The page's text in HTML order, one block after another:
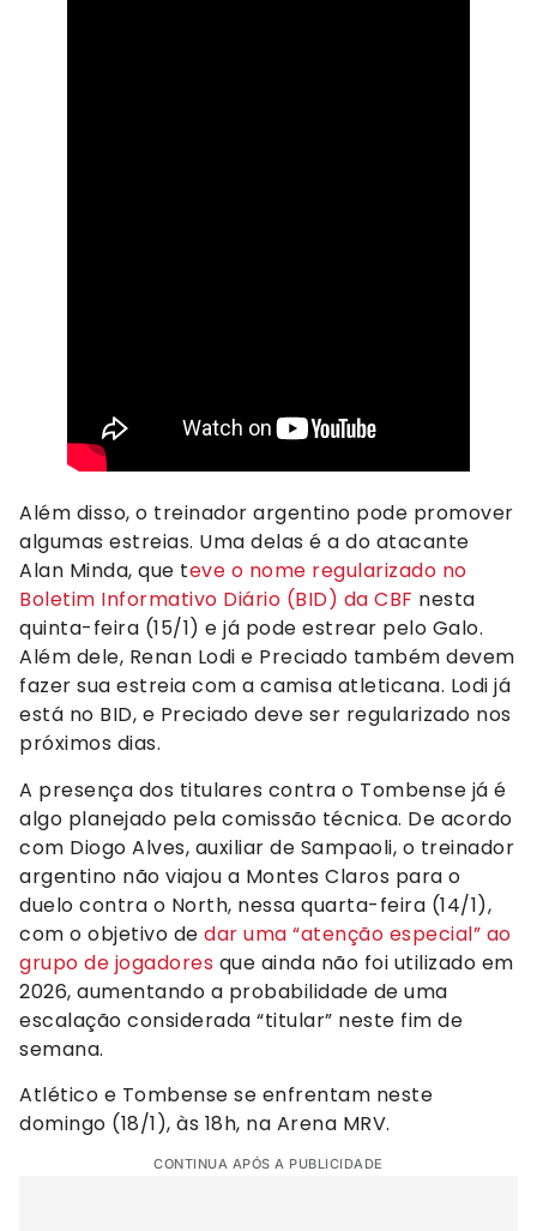
Além disso, o treinador argentino pode promover
algumas estreias. Uma delas é a do atacante
Alan Minda, que teve o nome regularizado no
Boletim Informativo Diário (BID) da CBF nesta
quinta-feira (15/1) e já pode estrear pelo Galo.
Além dele, Renan Lodi e Preciado também devem
fazer sua estreia com a camisa atleticana. Lodi já
está no BID, e Preciado deve ser regularizado nos
próximos dias.
A presença dos titulares contra o Tombense já é
algo planejado pela comissão técnica. De acordo
com Diogo Alves, auxiliar de Sampaoli, o treinador
argentino não viajou a Montes Claros para o
duelo contra o North, nessa quarta-feira (14/1),
com o objetivo de dar uma “atenção especial” ao
grupo de jogadores que ainda não foi utilizado em
2026, aumentando a probabilidade de uma
escalação considerada “titular” neste fim de
semana.
Atlético e Tombense se enfrentam neste
domingo (18/1), às 18h, na Arena MRV.
CONTINUA APÓS A PUBLICIDADE